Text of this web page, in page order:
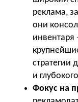
реклама,
они
инвентаря
стратегии
и
Фокус на